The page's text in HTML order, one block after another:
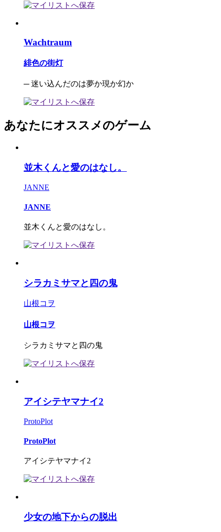
Wachtraum
緋色の街灯
─ 迷い込んだのは夢か現か幻か
あなたにオススメのゲーム
並木くんと愛のはなし。
JANNE
JANNE
並木くんと愛のはなし。
シラカミサマと四の鬼
山根コヲ
山根コヲ
シラカミサマと四の鬼
アイシテヤマナイ2
ProtoPlot
ProtoPlot
アイシテヤマナイ2
少女の地下からの脱出